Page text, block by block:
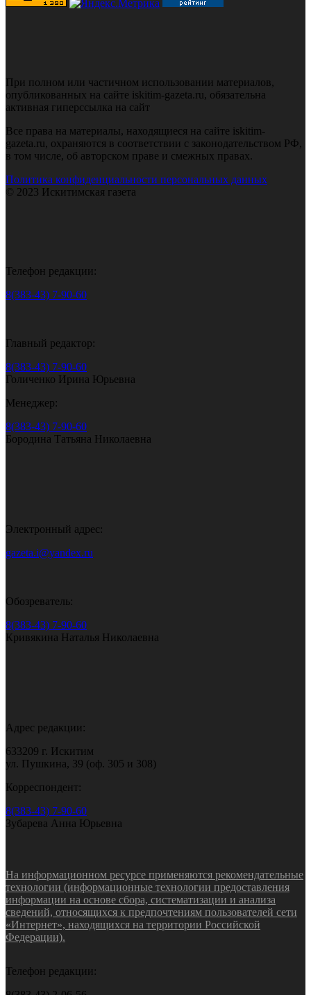
При полном или частичном использовании материалов,
опубликованных на сайте iskitim-gazeta.ru, обязательна
активная гиперссылка на сайт
Все права на материалы, находящиеся на сайте iskitim-
gazeta.ru, охраняются в соответствии с законодательством РФ,
в том числе, об авторском праве и смежных правах.
Политика конфиденциальности персональных данных
© 2023 Искитимская газета
Телефон редакции:
8(383-43) 7-90-60
Главный редактор:
8(383-43) 7-90-60
Голиченко Ирина Юрьевна
Менеджер:
8(383-43) 7-90-60
Бородина Татьяна Николаевна
Электронный адрес:
gazeta.i@yandex.ru
Обозреватель:
8(383-43) 7-90-60
Кривякина Наталья Николаевна
Адрес редакции:
633209 г. Искитим
ул. Пушкина, 39 (оф. 305 и 308)
Корреспондент:
8(383-43) 7-90-60
Зубарева Анна Юрьевна
На информационном ресурсе применяются рекомендательные
технологии (информационные технологии предоставления
информации на основе сбора, систематизации и анализа
сведений, относящихся к предпочтениям пользователей сети
«Интернет», находящихся на территории Российской
Федерации).
Телефон редакции: